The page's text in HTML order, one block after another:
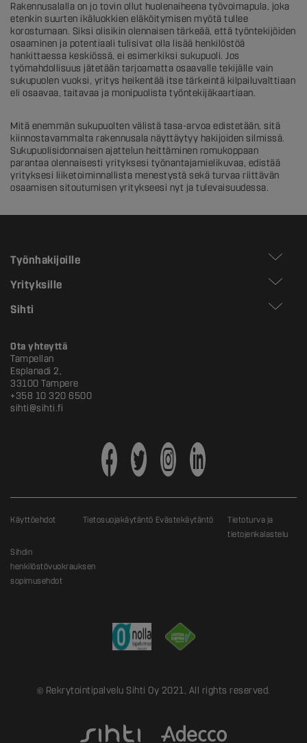
Rakennusalalla on jo tovin ollut huolenaiheena työvoimapula, joka
etenkin suurten ikäluokkien eläköitymisen myötä tullee
korostumaan. Siksi olisikin olennaisen tärkeää, että työntekijöiden
osaaminen ja potentiaali tulisivat olla lisää henkilöstöä
hankittaessa keskiössä, ei esimerkiksi sukupuoli. Jos
työmahdollisuus jätetään tarjoamatta osaavalle tekijälle vain
sukupuolen vuoksi, yritys heikentää itse tärkeintä kilpailuvalttiaan
eli osaavaa, taitavaa ja monipuolista työntekijäkaartiaan.
Mitä enemmän sukupuolten välistä tasa-arvoa edistetään, sitä
kiinnostavammalta rakennusala näyttäytyy hakijoiden silmissä.
Sukupuolisidonnaisen ajattelun heittäminen romukoppaan
parantaa olennaisesti yrityksesi työnantajamielikuvaa, edistää
yrityksesi liiketoiminnallista menestystä sekä turvaa riittävän
osaamisen sitoutumisen yritykseesi nyt ja tulevaisuudessa.
Työnhakijoille
Yrityksille
Sihti
Ota yhteyttä
Tampellan
Esplanadi 2,
33100 Tampere
+358 10 320 6500
sihti@sihti.fi
Käyttöehdot Tietosuojakäytäntö Evästekäytäntö
Tietoturva ja
tietojenkalastelu
Sihdin
henkilöstövuokrauksen
sopimusehdot
© Rekrytointipalvelu Sihti Oy 2021, All rights reserved.